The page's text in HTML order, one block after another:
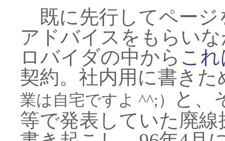
既に先行してページ
アドバイスをもらい
ロバイダの中から こ
契約。社内用に書き
業は自宅ですよ ^^;）
と、
等で発表していた廃